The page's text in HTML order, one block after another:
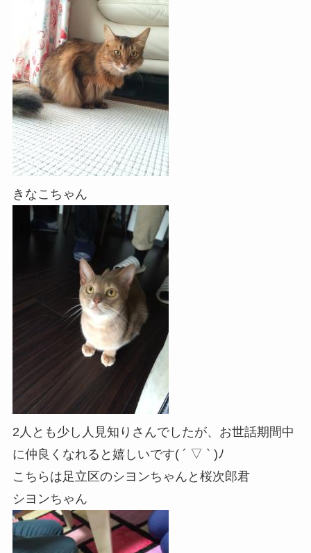
きなこちゃん
2人とも少し人見知りさんでしたが、お世話期間中
に仲良くなれると嬉しいです( ´ ▽ ` )ﾉ
こちらは足立区のシヨンちゃんと桜次郎君
シヨンちゃん